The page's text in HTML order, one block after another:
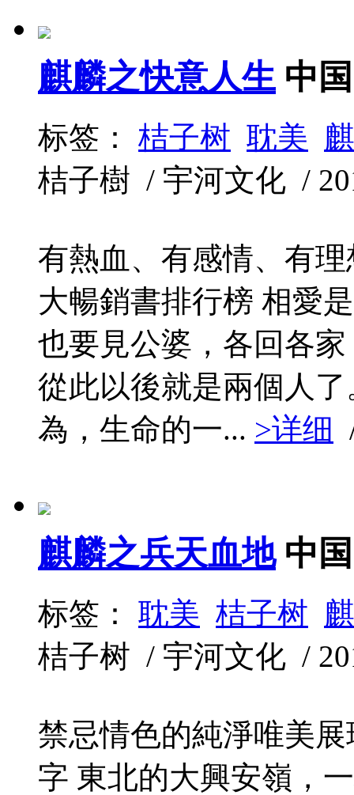
麒麟之快意人生 中
标签： 桔子树 耽美
桔子樹 / 宇河文化 /
有熱血、有感情、有
大暢銷書排行榜 相愛
也要見公婆，各回各
從此以後就是兩個人
為，生命的一... >详细
麒麟之兵天血地 中
标签： 耽美 桔子树
桔子树 / 宇河文化 /
禁忌情色的純淨唯美
字 東北的大興安嶺，